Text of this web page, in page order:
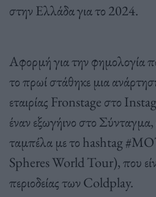
στην Ελλάδα για το 2024.
Αφορμή για την φημολογία
το πρωί στάθηκε μια
εταιρίας Fronstage στο
έναν εξωγήινο στο
ταμπέλα με το hashtag
Spheres World Tour), που
περιοδείας των Coldplay.